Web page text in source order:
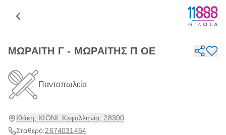
ΜΩΡΑΙΤΗ Γ - ΜΩΡΑΙΤΗΣ Π ΟΕ
Παντοπωλεία
Ιθάκη, ΚΙΟΝΙ, Κεφαλληνία, 28300
Σταθερό:2674031464